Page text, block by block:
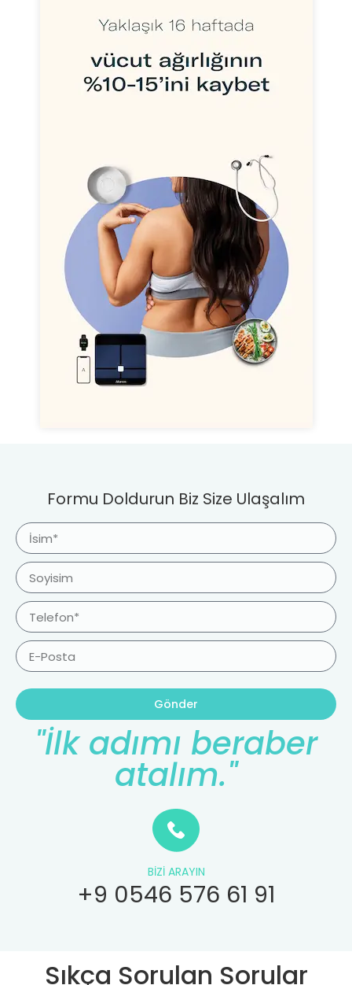
Formu Doldurun Biz Size Ulaşalım
Gönder
"İlk adımı beraber
atalım."
BIZI ARAYIN
+9 0546 576 61 91
Sıkça Sorulan Sorular